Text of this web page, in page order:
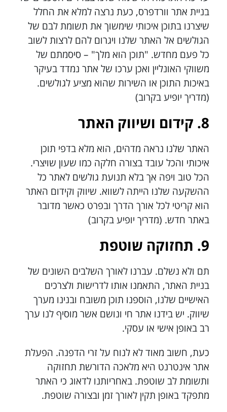
בניית אתר וורדפרס, כעת נרצה למלא את החלל
שיצרנו בתוכן איכותי שימשוך את תשומת לבם של
הגולשים אל האתר שלנו ויגרום להם לרצות לשוב
כל פעם מחדש. "תוכן הוא מלך" – סיסמתם של
משווקי האונליין ואכן ערכו של אתר נמדד בעיקר
באיכות התוכן או השירות שהוא מציע לגולשים.
(מדריך יופיע בקרוב)
8. קידום ושיווק האתר
האתר שלנו נראה מדהים, הוא מלא בדפי תוכן
איכותי והכל עובד בצורה חלקה כמו שעון שויצרי.
הכל טוב ויפה אך בלא תנועת גולשים לאתר כל
ההשקעה שלנו הייתה לשווא. שיווק וקידום האתר
הוא קריטי לכל אורך הדרך ובפרט כאשר מדובר
באתר חדש. (מדריך יופיע בקרוב)
9. תחזוקה שוטפת
תם ולא נשלם. עברנו לאורך השלבים השונים של
בניית האתר, התאמנו אותו לדרישות ולצרכים
האישיים שלנו, הוספנו תוכן משובח ובנינו מערך
שיווק. יש בידנו אתר חי ונושם אשר מוסיף לנו ערך
רב באופן אישי או עסקי.
כעת, חשוב מאוד לא לנוח על זרי הדפנה. הפעלת
אתר אינטרנט היא מלאכה הדורשת תחזוקה
ותשומת לב שוטפת. באחריותנו לדאוג כי האתר
מתפקד באופן תקין לאורך זמן ובצורה שוטפת.